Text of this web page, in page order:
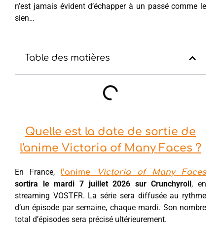
n’est jamais évident d’échapper à un passé comme le
sien…
Table des matières
Quelle est la date de sortie de
l'anime Victoria of Many Faces ?
En France, l’anime Victoria of Many Faces
sortira le mardi 7 juillet 2026 sur Crunchyroll , en
streaming VOSTFR. La série sera diffusée au rythme
d’un épisode par semaine, chaque mardi. Son nombre
total d’épisodes sera précisé ultérieurement.